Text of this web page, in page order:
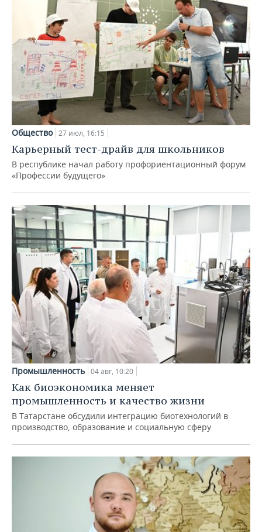
Общество 27 июл, 16:15
Карьерный тест-драйв для школьников
В республике начал работу профориентационный форум
«Профессии будущего»
Промышленность 04 авг, 10:20
Как биоэкономика меняет
промышленность и качество жизни
В Татарстане обсудили интеграцию биотехнологий в
производство, образование и социальную сферу